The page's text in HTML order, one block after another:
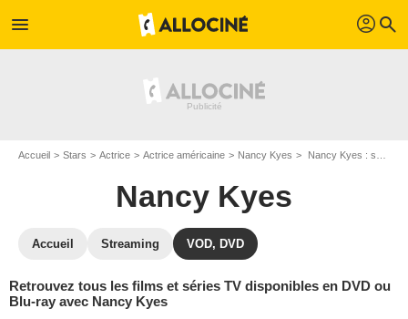
menu profil search
Accueil Stars Actrice Actrice américaine Nancy Kyes Nancy Kyes : ses Blu-Ray, DVD, VOD, SVOD
Nancy Kyes
Accueil Streaming VOD, DVD
Retrouvez tous les films et séries TV disponibles en DVD ou
Blu-ray avec Nancy Kyes